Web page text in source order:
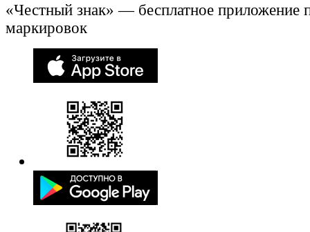
«Честный знак» — бесплатное приложение
маркировок